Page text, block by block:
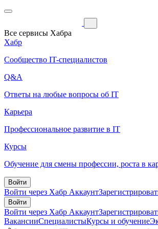
Все сервисы Хабра
Хабр
Сообщество IT-специалистов
Q&A
Ответы на любые вопросы об IT
Карьера
Профессиональное развитие в IT
Курсы
Обучение для смены профессии, роста в
Войти
Войти через Хабр Аккаунт
Войти
Войти через Хабр Аккаунт
ВакансииСпециалистыКурсы и обучение